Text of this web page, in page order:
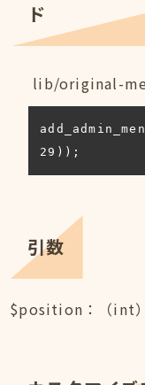
ド
lib/original-
29));
引数
$position：（int